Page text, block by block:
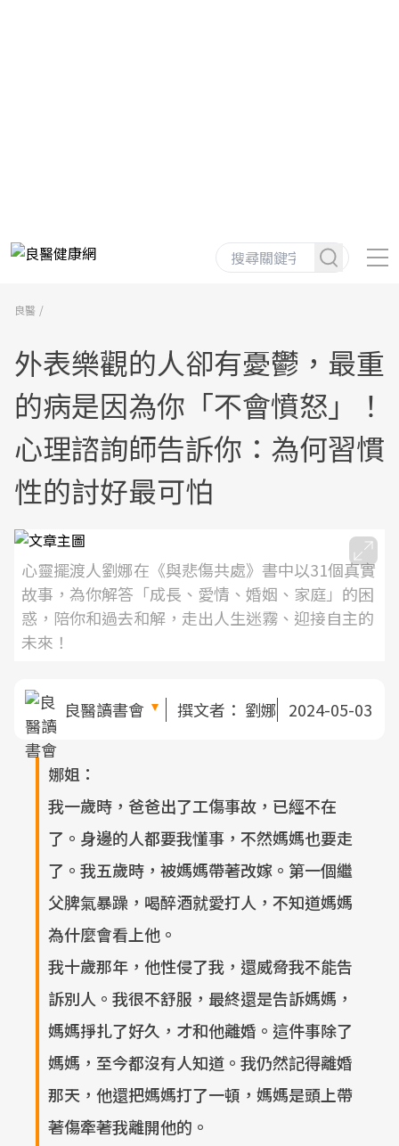
良醫
外表樂觀的人卻有憂鬱，最重
的病是因為你「不會憤怒」！
心理諮詢師告訴你：為何習慣
性的討好最可怕
心靈擺渡人劉娜在《與悲傷共處》書中以31個真實
故事，為你解答「成長、愛情、婚姻、家庭」的困
惑，陪你和過去和解，走出人生迷霧、迎接自主的
未來！
良醫讀書會 撰文者： 劉娜 2024-05-03
娜姐：
我一歲時，爸爸出了工傷事故，已經不在
了。身邊的人都要我懂事，不然媽媽也要走
了。我五歲時，被媽媽帶著改嫁。第一個繼
父脾氣暴躁，喝醉酒就愛打人，不知道媽媽
為什麼會看上他。
我十歲那年，他性侵了我，還威脅我不能告
訴別人。我很不舒服，最終還是告訴媽媽，
媽媽掙扎了好久，才和他離婚。這件事除了
媽媽，至今都沒有人知道。我仍然記得離婚
那天，他還把媽媽打了一頓，媽媽是頭上帶
著傷牽著我離開他的。